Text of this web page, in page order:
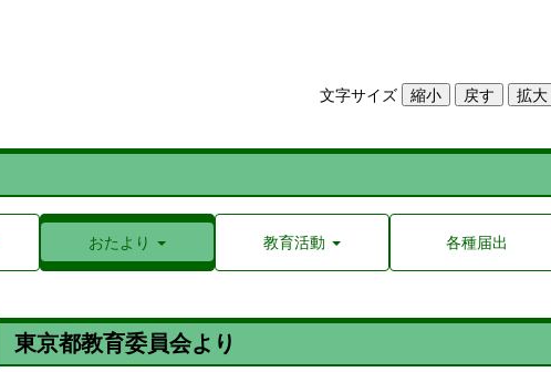
文字サイズ
おたより 教育活動 各種届出
東京都教育委員会より